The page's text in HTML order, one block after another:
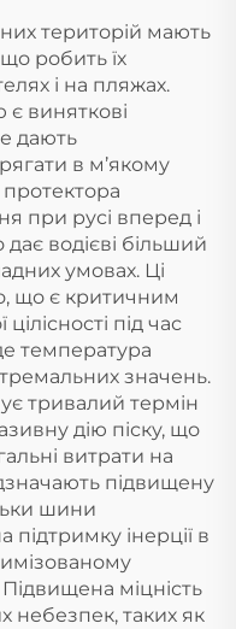
територій мають
робить їх
і на пляжах.
виняткові
дають
в м’якому
при русі вперед і
водієві більший
умовах. Ці
що є критичним
під час
температура
значень.
тривалий термін
дію піску, що
витрати на
підвищену
шини
інерції в
міцність
небезпек, таких як